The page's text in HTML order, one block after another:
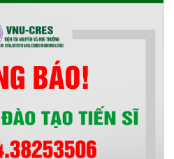
ngành Môi trường và phát triển
bền vững đợt 1 năm 2026